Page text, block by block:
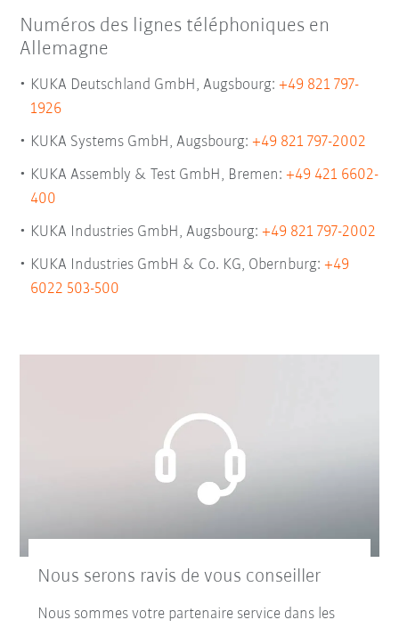
Numéros des lignes téléphoniques en
Allemagne
KUKA Deutschland GmbH, Augsbourg:+49 821 797-
1926
KUKA Systems GmbH, Augsbourg:+49 821 797-2002
KUKA Assembly & Test GmbH, Bremen:+49 421 6602-
400
KUKA Industries GmbH, Augsbourg:+49 821 797-2002
KUKA Industries GmbH & Co. KG, Obernburg:+49
6022 503-500
Nous serons ravis de vous conseiller
Nous sommes votre partenaire service dans les